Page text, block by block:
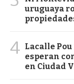
uruguaya
4 Lacalle
esperan
en Ciudad